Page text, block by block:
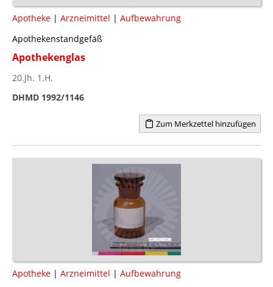
Apotheke | Arzneimittel | Aufbewahrung
Apothekenstandgefäß
Apothekenglas
20.Jh. 1.H.
DHMD 1992/1146
Zum Merkzettel hinzufügen
Apotheke | Arzneimittel | Aufbewahrung